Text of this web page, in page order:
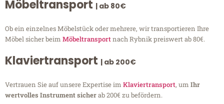
Möbeltransport | ab 80€
Ob ein einzelnes Möbelstück oder mehrere, wir transportieren Ihre
Möbel sicher beim Möbeltransportnach Rybnik preiswert ab 80€.
Klaviertransport | ab 200€
Vertrauen Sie auf unsere Expertise im Klaviertransport, um Ihr
wertvolles Instrument sicherab 200€ zu befördern.